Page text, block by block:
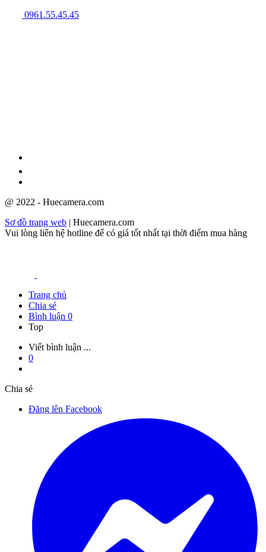
0961.55.45.45
@ 2022 - Huecamera.com
Sơ đồ trang web | Huecamera.com
Vui lòng liên hệ hotline để có giá tốt nhất tại thời điểm mua hàng
Trang chủ
Chia sẻ
Bình luận 0
Top
Viết bình luận ...
0
Chia sẻ
Đăng lên Facebook